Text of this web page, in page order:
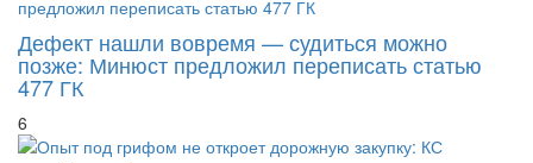
Дефект нашли вовремя — судиться можно
позже: Минюст предложил переписать статью
477 ГК
6